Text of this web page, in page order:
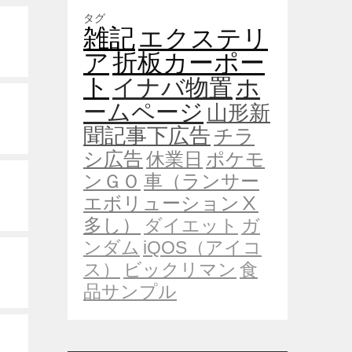
タグ
雑記エクステリ
ア折板カーポー
ト イナバ物置ホ
ームページ 山形新
聞記事下広告 チラ
シ広告休業日 ポケモ
ンＧＯ 車（ランサー
エボリューションⅩ
多し）
ダイエット ガ
ンダム iQOS（アイコ
ス）
ビックリマン 食
品サンプル